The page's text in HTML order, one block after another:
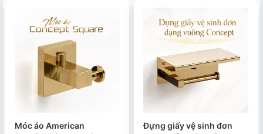
Móc áo American
Đựng giấy vệ sinh đơn